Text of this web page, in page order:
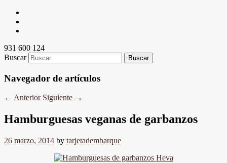
931 600 124
Buscar
Navegador de artículos
← Anterior Siguiente →
Hamburguesas veganas de garbanzos
26 marzo, 2014 by tarjetadembarque